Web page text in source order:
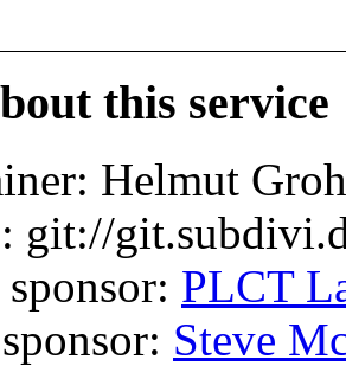
this service
Helmut
git://
PLCT
Steve